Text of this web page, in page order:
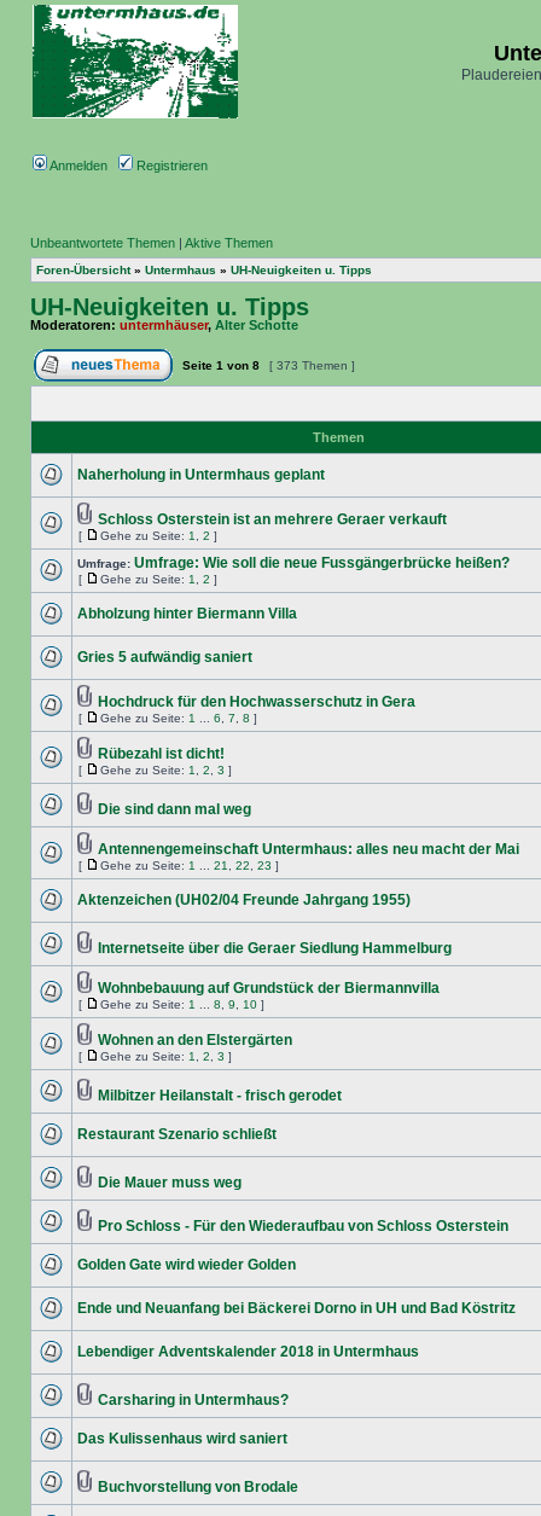
Anmelden Registrieren
Unbeantwortete Themen | Aktive Themen
Foren-Übersicht» Untermhaus » UH-Neuigkeiten u. Tipps
UH-Neuigkeiten u. Tipps
Moderatoren: untermhäuser, Alter Schotte
Seite 1 von 8 [ 373 Themen ]
Themen
Naherholung in Untermhaus geplant
Schloss Osterstein ist an mehrere Geraer verkauft
[ Gehe zu Seite: 1 2 ]
Umfrage: Umfrage: Wie soll die neue Fussgängerbrücke heißen?
[ Gehe zu Seite: 1 2 ]
Abholzung hinter Biermann Villa
Gries 5 aufwändig saniert
Hochdruck für den Hochwasserschutz in Gera
[ Gehe zu Seite: 1 6 7 8 ]
Rübezahl ist dicht!
[ Gehe zu Seite: 1 2 3 ]
Die sind dann mal weg
Antennengemeinschaft Untermhaus: alles neu macht der Mai
[ Gehe zu Seite: 1 21 22 23 ]
Aktenzeichen (UH02/04 Freunde Jahrgang 1955)
Internetseite über die Geraer Siedlung Hammelburg
Wohnbebauung auf Grundstück der Biermannvilla
[ Gehe zu Seite: 1 8 9 10 ]
Wohnen an den Elstergärten
[ Gehe zu Seite: 1 2 3 ]
Milbitzer Heilanstalt - frisch gerodet
Restaurant Szenario schließt
Die Mauer muss weg
Pro Schloss - Für den Wiederaufbau von Schloss Osterstein
Golden Gate wird wieder Golden
Ende und Neuanfang bei Bäckerei Dorno in UH und Bad Köstritz
Lebendiger Adventskalender 2018 in Untermhaus
Carsharing in Untermhaus?
Das Kulissenhaus wird saniert
Buchvorstellung von Brodale